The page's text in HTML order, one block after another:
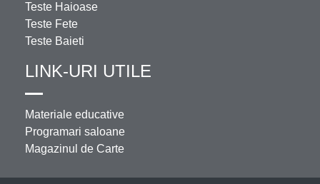
Teste Haioase
Teste Fete
Teste Baieti
LINK-URI UTILE
Materiale educative
Programari saloane
Magazinul de Carte